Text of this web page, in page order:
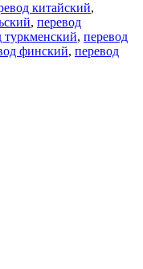
китайский,
, перевод
туркменский, перевод
финский, перевод